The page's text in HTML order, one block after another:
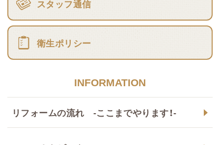
スタッフ通信
衛生ポリシー
INFORMATION
リフォームの流れ -ここまでやります！-